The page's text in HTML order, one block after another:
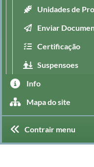
Unidades de
Enviar
Certificação
Suspensoes
Info
Mapa do site
Contrair menu